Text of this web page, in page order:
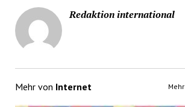
Redaktion international
Mehr von Internet